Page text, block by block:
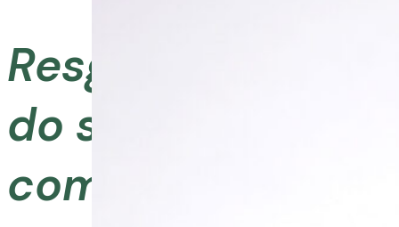
Resgate a saúde
do seu cabelo
com Grandha